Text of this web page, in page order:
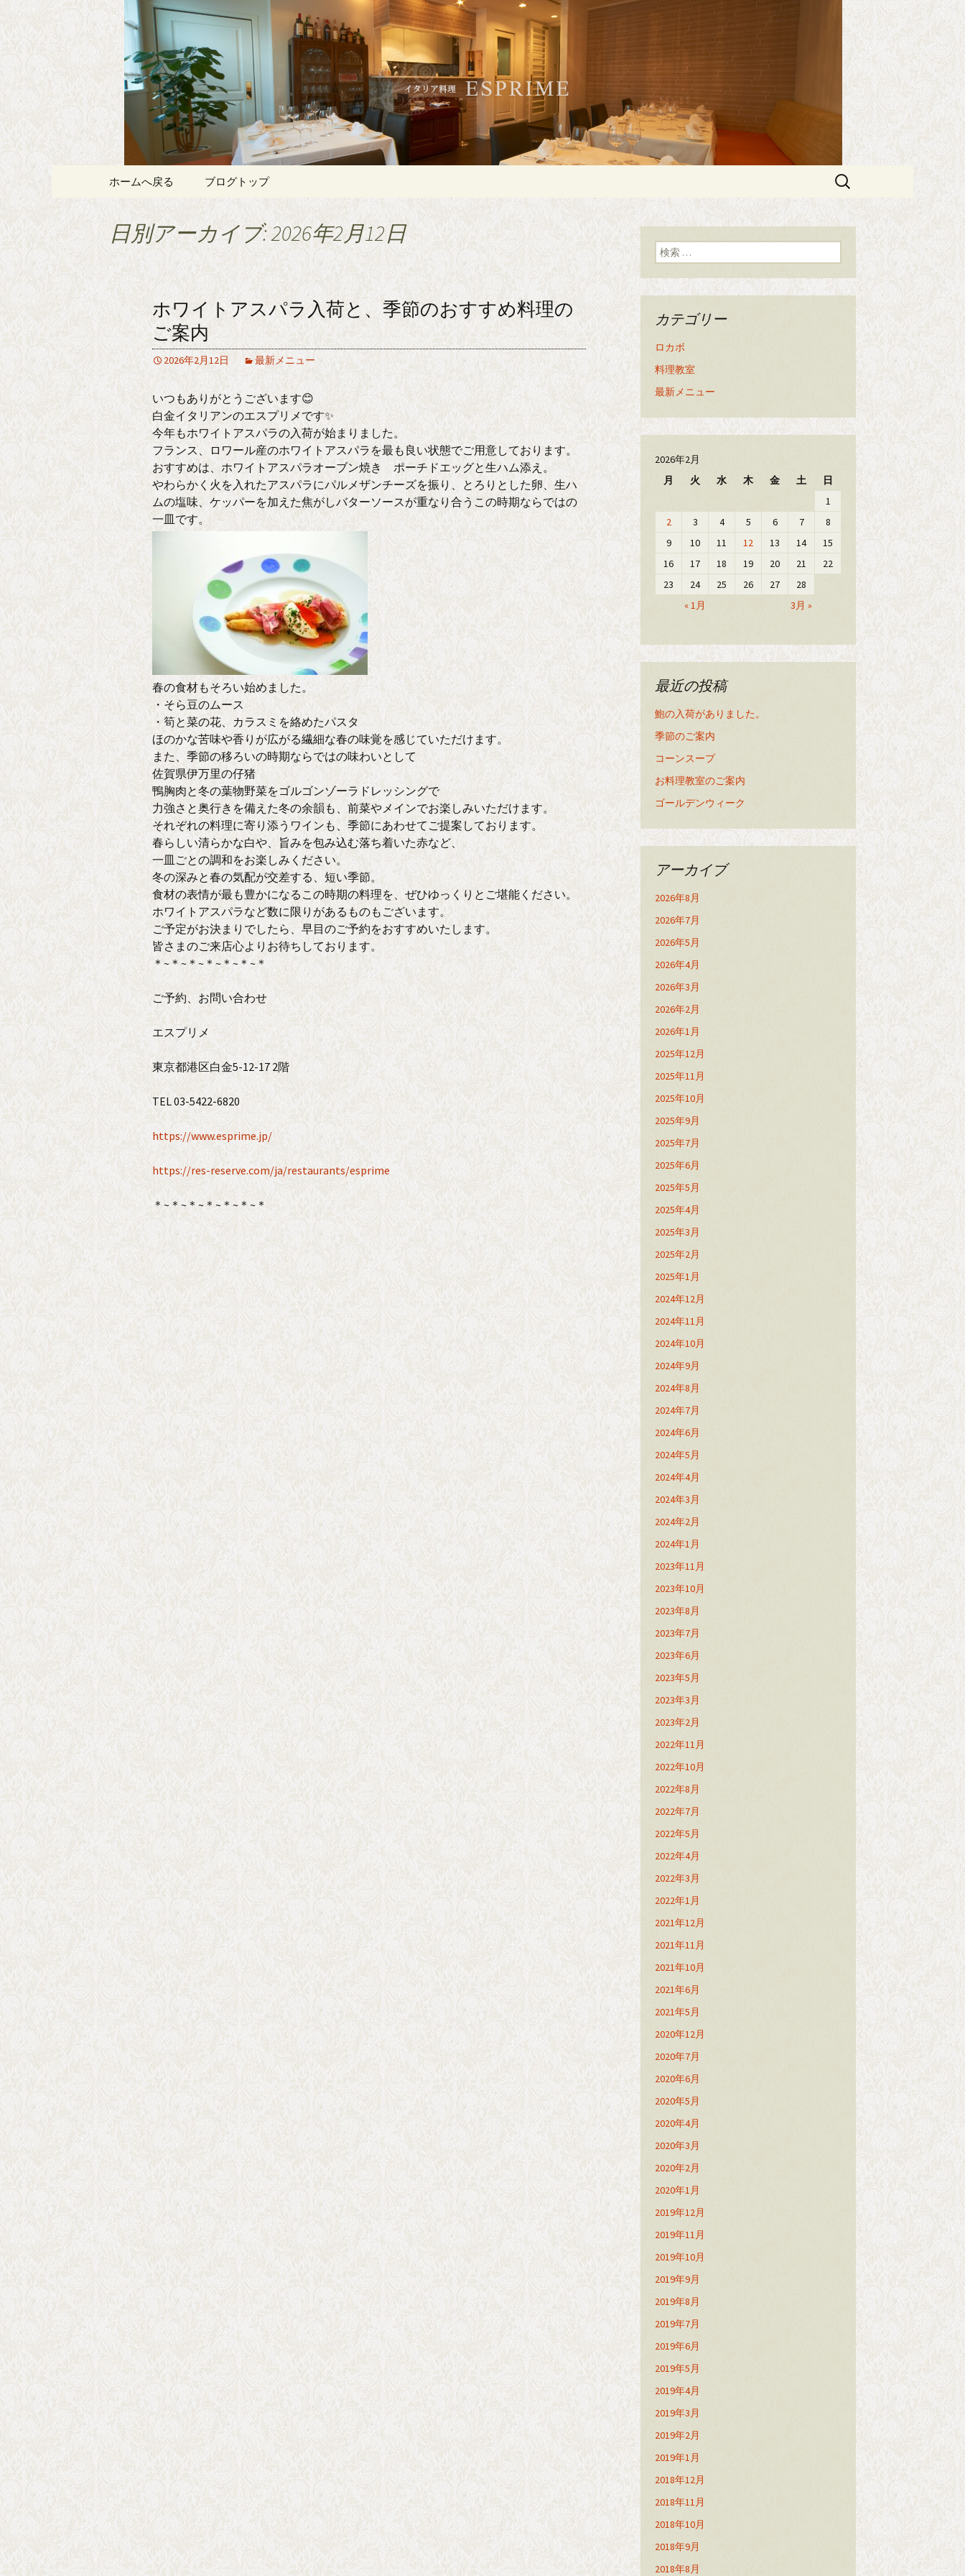
白金・広尾のイタリアン「ESPRIME（エ
スプリメ）」
記念日やデートにおすすめ、白金・広尾のイタリアン「ESPRIME（エスプリメ）」
コンテンツへ移動
ホームへ戻る ブログトップ
検
日別アーカイブ: 2026年2月12日
ホワイトアスパラ入荷と、季節のおすすめ料理の
ご案内
2026年2月12日 最新メニュー
いつもありがとうございます😊
白金イタリアンのエスプリメです✨
今年もホワイトアスパラの入荷が始まりました。
フランス、ロワール産のホワイトアスパラを最も良い状態でご用意しております。
おすすめは、ホワイトアスパラオーブン焼き ポーチドエッグと生ハム添え。
やわらかく火を入れたアスパラにパルメザンチーズを振り、とろりとした卵、生ハ
ムの塩味、ケッパーを加えた焦がしバターソースが重なり合うこの時期ならではの
一皿です。
春の食材もそろい始めました。
・そら豆のムース
・筍と菜の花、カラスミを絡めたパスタ
ほのかな苦味や香りが広がる繊細な春の味覚を感じていただけます。
また、季節の移ろいの時期ならではの味わいとして
佐賀県伊万里の仔猪
鴨胸肉と冬の葉物野菜をゴルゴンゾーラドレッシングで
力強さと奥行きを備えた冬の余韻も、前菜やメインでお楽しみいただけます。
それぞれの料理に寄り添うワインも、季節にあわせてご提案しております。
春らしい清らかな白や、旨みを包み込む落ち着いた赤など、
一皿ごとの調和をお楽しみください。
冬の深みと春の気配が交差する、短い季節。
食材の表情が最も豊かになるこの時期の料理を、ぜひゆっくりとご堪能ください。
ホワイトアスパラなど数に限りがあるものもございます。
ご予定がお決まりでしたら、早目のご予約をおすすめいたします。
皆さまのご来店心よりお待ちしております。
＊~＊~＊~＊~＊~＊~＊
ご予約、お問い合わせ
エスプリメ
東京都港区白金5-12-17 2階
TEL 03-5422-6820
https://www.esprime.jp/
https://res-reserve.com/ja/restaurants/esprime
＊~＊~＊~＊~＊~＊~＊
検索:
カテゴリー
ロカボ
料理教室
最新メニュー
2026年2月
月
火 水 木 金 土 日
« 1月 3月 »
1
2
3 4 5 6 7
8
9
10 11 12 13 14
15
16
17 18 19 20 21
22
23
24 25 26 27 28
最近の投稿
鮑の入荷がありました。
季節のご案内
コーンスープ
お料理教室のご案内
ゴールデンウィーク
アーカイブ
2026年8月
2026年7月
2026年5月
2026年4月
2026年3月
2026年2月
2026年1月
2025年12月
2025年11月
2025年10月
2025年9月
2025年7月
2025年6月
2025年5月
2025年4月
2025年3月
2025年2月
2025年1月
2024年12月
2024年11月
2024年10月
2024年9月
2024年8月
2024年7月
2024年6月
2024年5月
2024年4月
2024年3月
2024年2月
2024年1月
2023年11月
2023年10月
2023年8月
2023年7月
2023年6月
2023年5月
2023年3月
2023年2月
2022年11月
2022年10月
2022年8月
2022年7月
2022年5月
2022年4月
2022年3月
2022年1月
2021年12月
2021年11月
2021年10月
2021年6月
2021年5月
2020年12月
2020年7月
2020年6月
2020年5月
2020年4月
2020年3月
2020年2月
2020年1月
2019年12月
2019年11月
2019年10月
2019年9月
2019年8月
2019年7月
2019年6月
2019年5月
2019年4月
2019年3月
2019年2月
2019年1月
2018年12月
2018年11月
2018年10月
2018年9月
2018年8月